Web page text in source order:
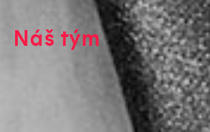
Náš tým